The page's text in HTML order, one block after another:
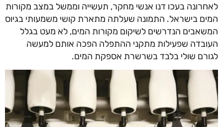
לאחרונה בעכו דנו אנשי מחקר, תעשייה וממשל במצב מקורות
המים בישראל. התמונה שעלתה מתארת קושי משמעותי בגיוס
המשאבים הנדרשים לשיקום מקורות המים, לא מעט בגלל
העובדה שפעילות מתקני ההתפלה הפכה אותם למעשה
לגורם שולי בלבד בשרשרת אספקת המים.